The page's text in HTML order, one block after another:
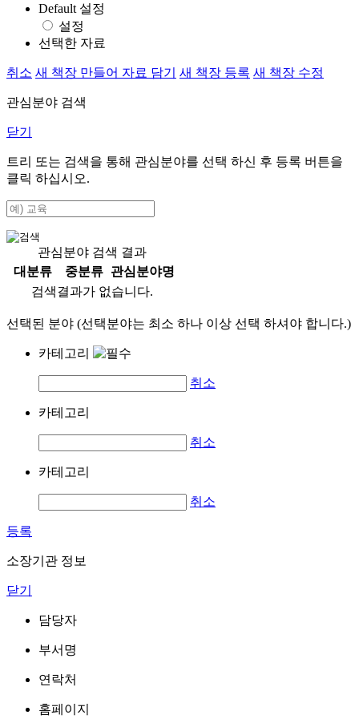
Default 설정
설정
선택한 자료
취소 새 책장 만들어 자료 담기 새 책장 등록 새 책장 수정
관심분야 검색
닫기
트리 또는 검색을 통해 관심분야를 선택 하신 후 등록 버튼을
클릭 하십시오.
관심분야 검색 결과
대분류
중분류
관심분야명
검색결과가 없습니다.
선택된 분야 (선택분야는 최소 하나 이상 선택 하셔야 합니다.)
카테고리
취소
카테고리
취소
카테고리
취소
등록
소장기관 정보
닫기
담당자
부서명
연락처
홈페이지